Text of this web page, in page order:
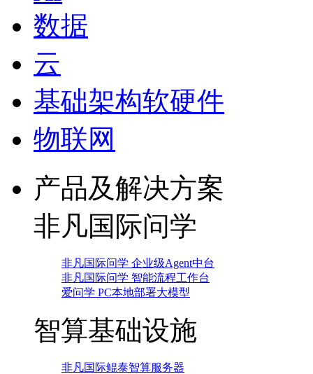
数据
云
基础架构软硬件
物联网
产品及解决方案
非凡国际问学
非凡国际问学 企业级Agent中台
非凡国际问学 智能流程工作台
爱问学 PC本地部署大模型
智算基础设施
非凡国际鲲泰智算服务器